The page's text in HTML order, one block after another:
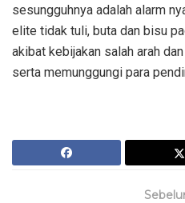
sesungguhnya adalah alarm
elite tidak tuli, buta dan bisu
akibat kebijakan salah arah
serta memunggungi para